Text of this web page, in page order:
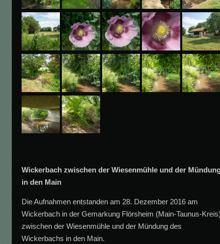
Wickerbach zwischen der Wiesenmühle und der
in den Main
Die Aufnahmen entstanden am 28. Dezember 2016 am
Wickerbach in der Gemarkung Flörsheim (Main-Taunus-
zwischen der Wiesenmühle und der Mündung des
Wickerbachs in den Main.